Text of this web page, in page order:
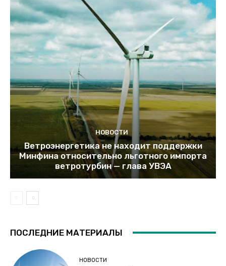
НОВОСТИ
Ветроэнергетика не находит поддержки
Минфина относительно льготного импорта
ветротурбин — глава УВЭА
ПОСЛЕДНИЕ МАТЕРИАЛЫ
НОВОСТИ